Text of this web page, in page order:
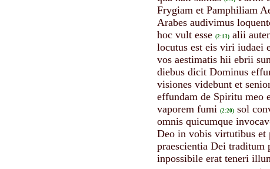
Frygiam et Pamphiliam
Arabes audivimus
hoc vult esse (2:13) alii
locutus est eis viri iudaei
vos aestimatis hii ebrii
diebus dicit Dominus
visiones videbunt et
effundam de Spiritu meo
vaporem fumi (2:20) sol
omnis quicumque
Deo in vobis virtutibus et
praescientia Dei traditum
inpossibile erat teneri